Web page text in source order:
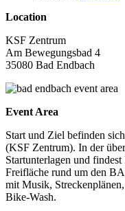
Location
KSF Zentrum
Am Bewegungsbad 4
35080 Bad Endbach
Event Area
Start und Ziel befinden
(KSF Zentrum). In der
Startunterlagen und
Freifläche rund um den
mit Musik,
Bike-Wash.